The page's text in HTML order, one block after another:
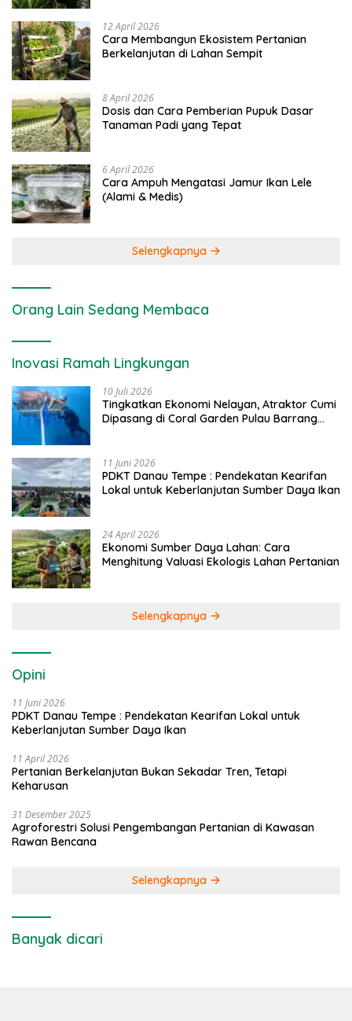
12 April 2026
Cara Membangun Ekosistem Pertanian
Berkelanjutan di Lahan Sempit
8 April 2026
Dosis dan Cara Pemberian Pupuk Dasar
Tanaman Padi yang Tepat
6 April 2026
Cara Ampuh Mengatasi Jamur Ikan Lele
(Alami & Medis)
Selengkapnya
Orang Lain Sedang Membaca
Inovasi Ramah Lingkungan
10 Juli 2026
Tingkatkan Ekonomi Nelayan, Atraktor Cumi
Dipasang di Coral Garden Pulau Barrang
11 Juni 2026
PDKT Danau Tempe : Pendekatan Kearifan
Lokal untuk Keberlanjutan Sumber Daya Ikan
24 April 2026
Ekonomi Sumber Daya Lahan: Cara
Menghitung Valuasi Ekologis Lahan Pertanian
Selengkapnya
Opini
11 Juni 2026
PDKT Danau Tempe : Pendekatan Kearifan Lokal untuk
Keberlanjutan Sumber Daya Ikan
11 April 2026
Pertanian Berkelanjutan Bukan Sekadar Tren, Tetapi
Keharusan
31 Desember 2025
Agroforestri Solusi Pengembangan Pertanian di Kawasan
Rawan Bencana
Selengkapnya
Banyak dicari